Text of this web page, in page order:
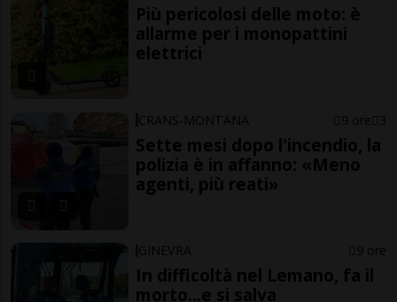
Più pericolosi delle moto: è
allarme per i monopattini
elettrici
CRANS-MONTANA 9 ore 3
Sette mesi dopo l'incendio, la
polizia è in affanno: «Meno
agenti, più reati»
GINEVRA 9 ore
In difficoltà nel Lemano, fa il
morto...e si salva